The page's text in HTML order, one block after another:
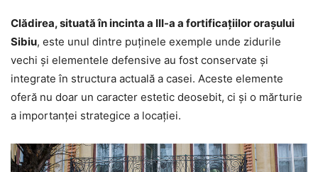
Clădirea, situată în incinta a III-a a fortificațiilor orașului
Sibiu, este unul dintre puținele exemple unde zidurile
vechi și elementele defensive au fost conservate și
integrate în structura actuală a casei. Aceste elemente
oferă nu doar un caracter estetic deosebit, ci și o mărturie
a importanței strategice a locației.